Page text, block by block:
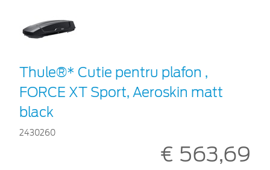
Thule®* Cutie pentru plafon ,
FORCE XT Sport, Aeroskin matt
black
2430260
€ 563,69